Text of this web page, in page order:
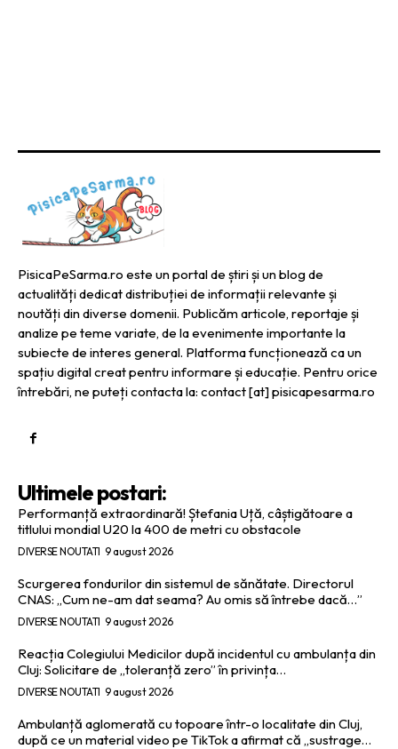
PisicaPeSarma.ro este un portal de știri și un blog de
actualități dedicat distribuției de informații relevante și
noutăți din diverse domenii. Publicăm articole, reportaje și
analize pe teme variate, de la evenimente importante la
subiecte de interes general. Platforma funcționează ca un
spațiu digital creat pentru informare și educație. Pentru orice
întrebări, ne puteți contacta la: contact [at] pisicapesarma.ro
Ultimele postari:
Performanță extraordinară! Ștefania Uță, câștigătoare a
titlului mondial U20 la 400 de metri cu obstacole
DIVERSE NOUTATI 9 august 2026
Scurgerea fondurilor din sistemul de sănătate. Directorul
CNAS: „Cum ne-am dat seama? Au omis să întrebe dacă…”
DIVERSE NOUTATI 9 august 2026
Reacția Colegiului Medicilor după incidentul cu ambulanța din
Cluj: Solicitare de „toleranță zero” în privința…
DIVERSE NOUTATI 9 august 2026
Ambulanță aglomerată cu topoare într-o localitate din Cluj,
după ce un material video pe TikTok a afirmat că „sustrage…